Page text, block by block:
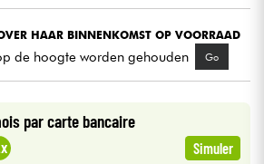
HAAR BINNENKOMST OP VOORRAAD
de hoogte worden gehouden Go
par carte bancaire
Simuler